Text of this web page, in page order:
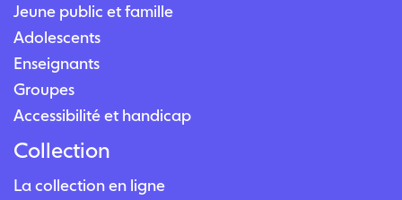
Jeune public et famille
Adolescents
Enseignants
Groupes
Accessibilité et handicap
Collection
La collection en ligne